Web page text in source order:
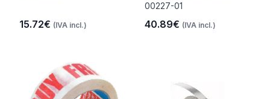
15.72€ (IVA incl.)
00227-01
40.89€ (IVA incl.)